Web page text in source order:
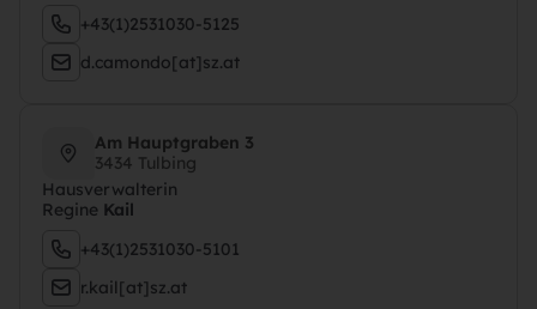
+43(1)2531030-5125
d.camondo[at]sz.at
Am Hauptgraben 3
3434 Tulbing
Hausverwalterin
Regine Kail
+43(1)2531030-5101
r.kail[at]sz.at